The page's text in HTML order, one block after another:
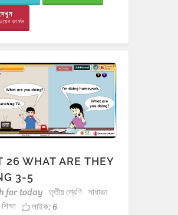
ওয়েব ভার্সন
26 WHAT ARE THEY
3-5
for today তৃতীয় শ্রেণি সাধারন
লাইক:6